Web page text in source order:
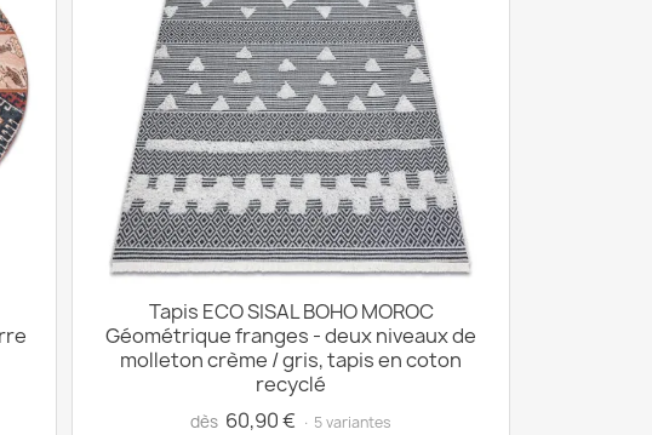
Tapis ECO SISAL BOHO MOROC
Géométrique franges - deux niveaux de
molleton crème / gris, tapis en coton
recyclé
dès 60,90 € · 5 variantes